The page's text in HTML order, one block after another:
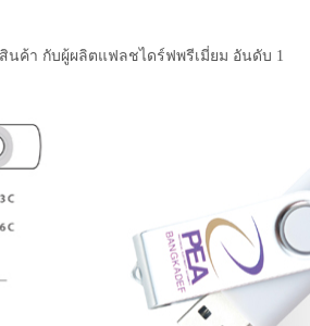
นค้า กับผู้ผลิตแฟลชไดร์ฟพรีเมี่ยม อันดับ 1